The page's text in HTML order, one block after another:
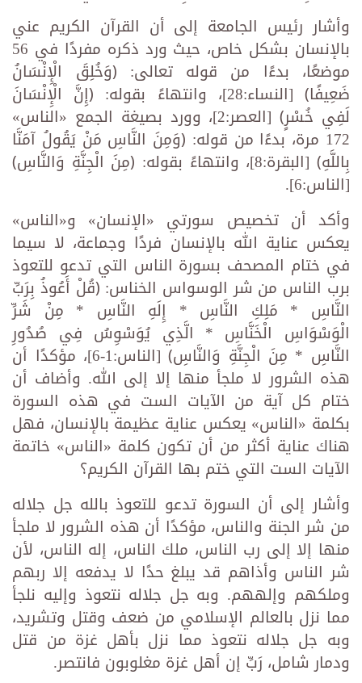
وأشار رئيس الجامعة إلى أن القرآن الكريم عني
بالإنسان بشكل خاص، حيث ورد ذكره مفردًا في 56
‏موضعًا، بدءًا من قوله تعالى: ﴿وَخُلِقَ الْإِنْسَانُ
ضَعِيفًا﴾ [النساء:28]، وانتهاءً بقوله: ﴿إِنَّ الْإِنْسَانَ
لَفِي ‏خُسْرٍ﴾ [العصر:2]، وورد بصيغة الجمع «الناس»
172 مرة، بدءًا من قوله: ﴿وَمِنَ النَّاسِ مَنْ يَقُولُ آمَنَّا
‏بِاللَّهِ﴾ [البقرة:8]، وانتهاءً بقوله: ﴿مِنَ الْجِنَّةِ وَالنَّاسِ﴾
[الناس:6].
وأكد أن تخصيص سورتي «الإنسان» ‏و«الناس»
يعكس عناية الله بالإنسان فردًا وجماعة، لا سيما
في ختام المصحف بسورة الناس التي تدعو ‏للتعوذ
برب الناس من شر الوسواس الخناس: ﴿قُلْ أَعُوذُ بِرَبِّ
النَّاسِ * مَلِكِ النَّاسِ * إِلَهِ النَّاسِ * مِنْ شَرِّ
‏الْوَسْوَاسِ الْخَنَّاسِ * الَّذِي يُوَسْوِسُ فِي صُدُورِ
النَّاسِ * مِنَ الْجِنَّةِ وَالنَّاسِ﴾ [الناس:1-6]، مؤكدًا أن
هذه ‏الشرور لا ملجأ منها إلا إلى الله.‏ وأضاف أن
ختام كل آية من الآيات الست في هذه السورة
بكلمة «الناس» يعكس عناية عظيمة بالإنسان، ‏فهل
هناك عناية أكثر من أن تكون كلمة «الناس» خاتمة
الآيات الست التي ختم بها القرآن الكريم؟
وأشار ‏إلى أن السورة تدعو للتعوذ بالله جل جلاله
من شر الجنة والناس، مؤكدًا أن هذه الشرور لا ملجأ
منها إلا ‏إلى رب الناس، ملك الناس، إله الناس، لأن
شر الناس وأذاهم قد يبلغ حدًا لا يدفعه إلا ربهم
وملكهم وإلههم. ‏وبه جل جلاله نتعوذ وإليه نلجأ
مما نزل بالعالم الإسلامي من ضعف وقتل وتشريد،
وبه جل ‏جلاله نتعوذ ‏مما نزل بأهل غزة من قتل
ودمار شامل، رَبِّ إن أهل غزة مغلوبون فانتصر.‏